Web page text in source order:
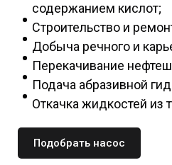
содержанием кислот;
Строительство и
Добыча речного и
Перекачивание
Подача абразивной
Откачка жидкостей из
Подобрать насос